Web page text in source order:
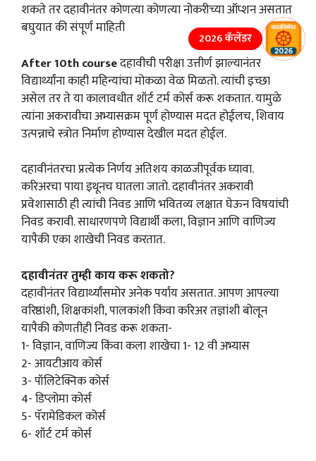
शकते तर दहावीनंतर कोणत्या कोणत्या नोकरीच्या ऑप्शन असतात
बघुयात की संपूर्ण माहिती
After 10th courseदहावीची परीक्षा उत्तीर्ण झाल्यानंतर
विद्यार्थ्यांना काही महिन्यांचा मोकळा वेळ मिळतो. त्यांची इच्छा
असेल तर ते या कालावधीत शॉर्ट टर्म कोर्स करू शकतात. यामुळे
त्यांना अकरावीचा अभ्यासक्रम पूर्ण होण्यास मदत होईलच, शिवाय
उत्पन्नाचे स्त्रोत निर्माण होण्यास देखील मदत होईल.
दहावीनंतरचा प्रत्येक निर्णय अतिशय काळजीपूर्वक घ्यावा.
करिअरचा पाया इथूनच घातला जातो. दहावीनंतर अकरावी
प्रवेशासाठी ही त्यांची निवड आणि भवितव्य लक्षात घेऊन विषयांची
निवड करावी. साधारणपणे विद्यार्थी कला, विज्ञान आणि वाणिज्य
यापैकी एका शाखेची निवड करतात.
दहावीनंतर तुम्ही काय करू शकतो?
दहावीनंतर विद्यार्थ्यांसमोर अनेक पर्याय असतात. आपण आपल्या
वरिष्ठांशी, शिक्षकांशी, पालकांशी किंवा करिअर तज्ञांशी बोलून
यापैकी कोणतीही निवड करू शकता-
1- विज्ञान, वाणिज्य किंवा कला शाखेचा 1- 12 वी अभ्यास
2- आयटीआय कोर्स
3- पॉलिटेक्निक कोर्स
4- डिप्लोमा कोर्स
5- पॅरामेडिकल कोर्स
6- शॉर्ट टर्म कोर्स
2026 कॅलेंडर